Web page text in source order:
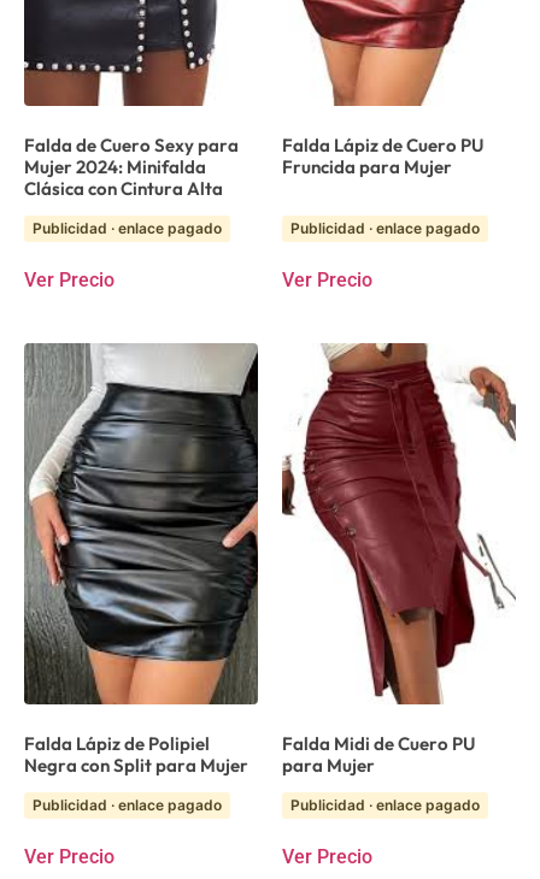
Falda de Cuero Sexy para
Mujer 2024: Minifalda
Clásica con Cintura Alta
Publicidad · enlace pagado
Ver Precio
Falda Lápiz de Cuero PU
Fruncida para Mujer
Publicidad · enlace pagado
Ver Precio
Falda Lápiz de Polipiel
Negra con Split para Mujer
Publicidad · enlace pagado
Ver Precio
Falda Midi de Cuero PU
para Mujer
Publicidad · enlace pagado
Ver Precio